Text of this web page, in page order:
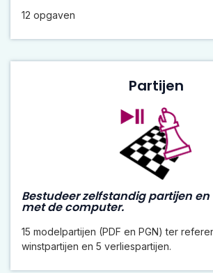
12 opgaven
Partijen
Bestudeer zelfstandig partijen
met de computer.
15 modelpartijen (PDF en PGN) ter
winstpartijen en 5 verliespartijen.